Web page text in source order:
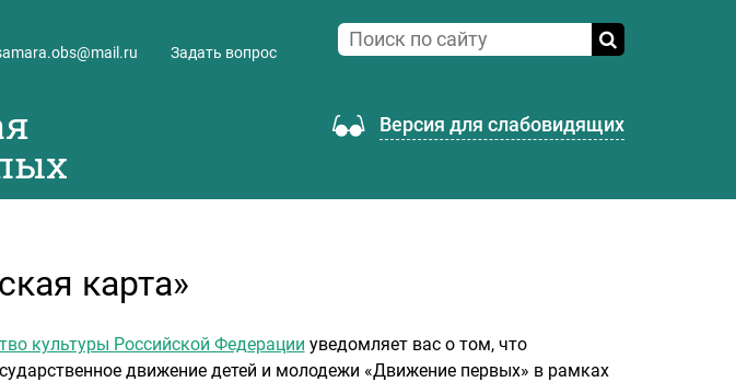
Задать вопрос
Версия для слабовидящих
карта»
культуры Российской Федерации уведомляет вас о том, что
движение детей и молодежи «Движение первых» в рамках